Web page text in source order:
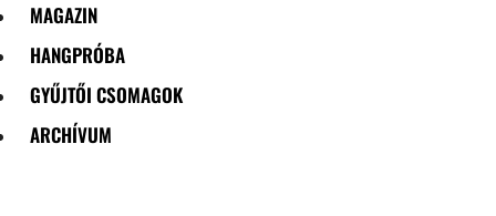
MAGAZIN
HANGPRÓBA
GYŰJTŐI CSOMAGOK
ARCHÍVUM